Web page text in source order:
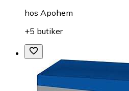
hos Apohem
+5 butiker